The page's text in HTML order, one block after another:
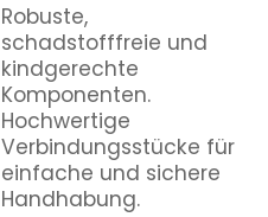
Robuste,
schadstofffreie und
kindgerechte
Komponenten.
Hochwertige
Verbindungsstücke für
einfache und sichere
Handhabung.